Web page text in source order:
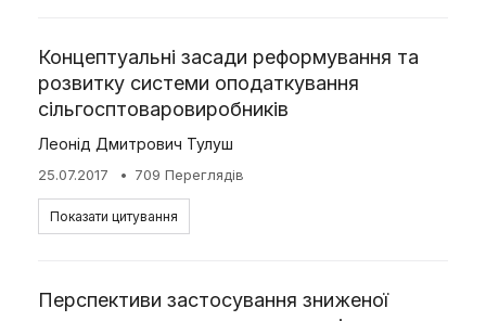
Концептуальні засади реформування та
розвитку системи оподаткування
сільгосптоваровиробників
Леонід Дмитрович Тулуш
25.07.2017 709 Переглядів
Показати цитування
Перспективи застосування зниженої